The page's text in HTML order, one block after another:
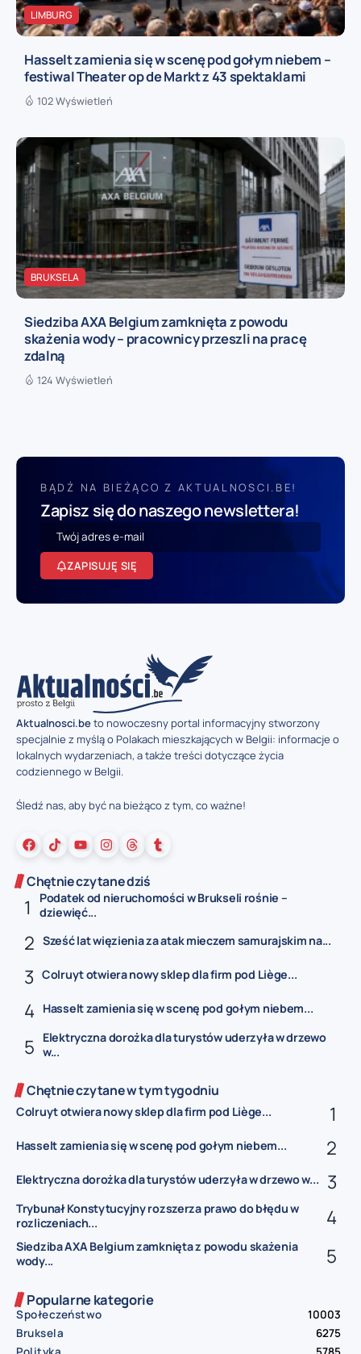
LIMBURG
Hasselt zamienia się w scenę pod gołym niebem –
festiwal Theater op de Markt z 43 spektaklami
102 Wyświetleń
BRUKSELA
Siedziba AXA Belgium zamknięta z powodu
skażenia wody – pracownicy przeszli na pracę
zdalną
124 Wyświetleń
BĄDŹ NA BIEŻĄCO Z AKTUALNOSCI.BE!
Zapisz się do naszego newslettera!
ZAPISUJĘ SIĘ
Aktualnosci.beto nowoczesny portal informacyjny stworzony
specjalnie z myślą o Polakach mieszkających w Belgii: informacje o
lokalnych wydarzeniach, a także treści dotyczące życia
codziennego w Belgii.
Śledź nas, aby być na bieżąco z tym, co ważne!
Chętnie czytane dziś
Podatek od nieruchomości w Brukseli rośnie –
dziewięć...
Sześć lat więzienia za atak mieczem samurajskim na...
Colruyt otwiera nowy sklep dla firm pod Liège...
Hasselt zamienia się w scenę pod gołym niebem...
Elektryczna dorożka dla turystów uderzyła w drzewo
w...
Chętnie czytane w tym tygodniu
Colruyt otwiera nowy sklep dla firm pod Liège...
Hasselt zamienia się w scenę pod gołym niebem...
Elektryczna dorożka dla turystów uderzyła w drzewo w...
Trybunał Konstytucyjny rozszerza prawo do błędu w
rozliczeniach...
Siedziba AXA Belgium zamknięta z powodu skażenia
wody...
Popularne kategorie
Społeczeństwo
10003
Bruksela
6275